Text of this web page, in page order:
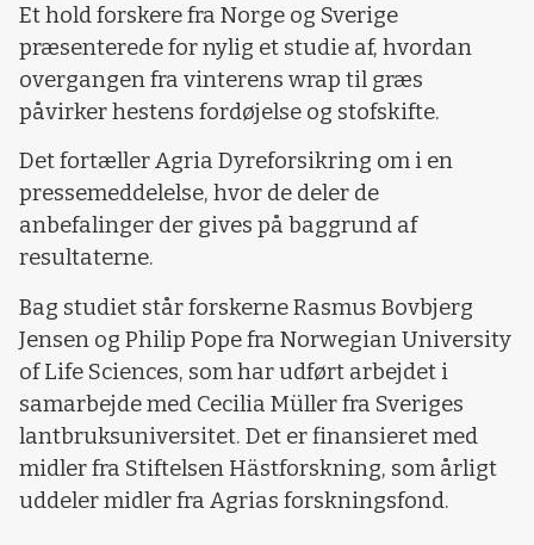
Et hold forskere fra Norge og Sverige
præsenterede for nylig et studie af, hvordan
overgangen fra vinterens wrap til græs
påvirker hestens fordøjelse og stofskifte.
Det fortæller Agria Dyreforsikring om i en
pressemeddelelse, hvor de deler de
anbefalinger der gives på baggrund af
resultaterne.
Bag studiet står forskerne Rasmus Bovbjerg
Jensen og Philip Pope fra Norwegian University
of Life Sciences, som har udført arbejdet i
samarbejde med Cecilia Müller fra Sveriges
lantbruksuniversitet. Det er finansieret med
midler fra Stiftelsen Hästforskning, som årligt
uddeler midler fra Agrias forskningsfond.